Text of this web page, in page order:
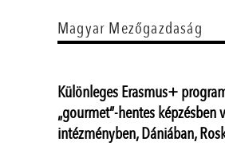
Magyar Mezőgazdaság
Különleges Erasmus+
„gourmet”-hentes képzésben
intézményben, Dániában,